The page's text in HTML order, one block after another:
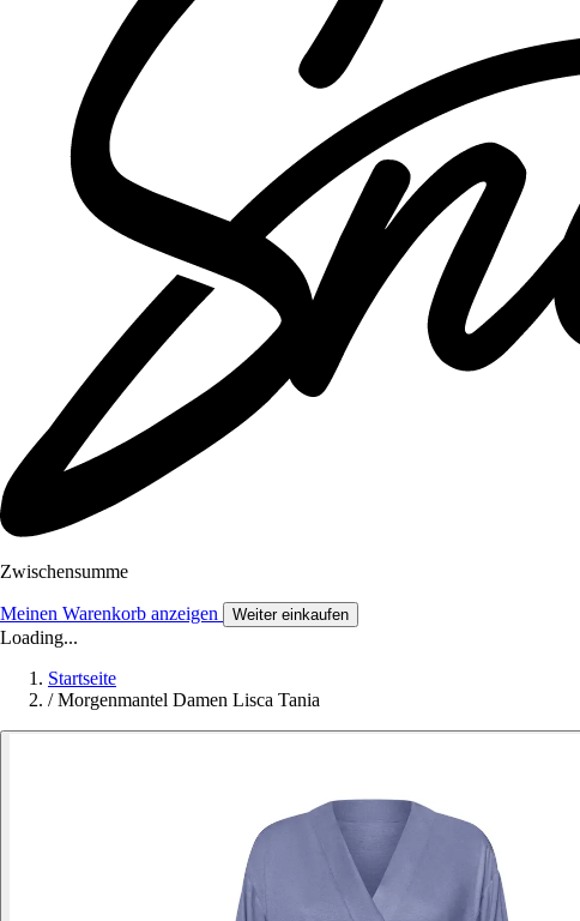
Zwischensumme
Meinen Warenkorb anzeigen Weiter einkaufen
Loading...
Startseite
/ Morgenmantel Damen Lisca Tania